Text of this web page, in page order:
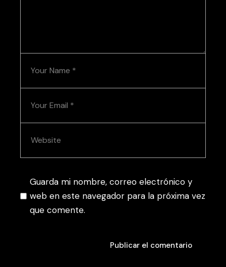
Guarda mi nombre, correo electrónico y
web en este navegador para la próxima vez
que comente.
Publicar el comentario